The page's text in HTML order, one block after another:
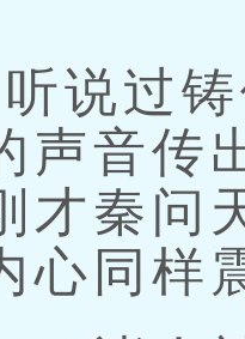
过铸
声音传
才秦问
心同样